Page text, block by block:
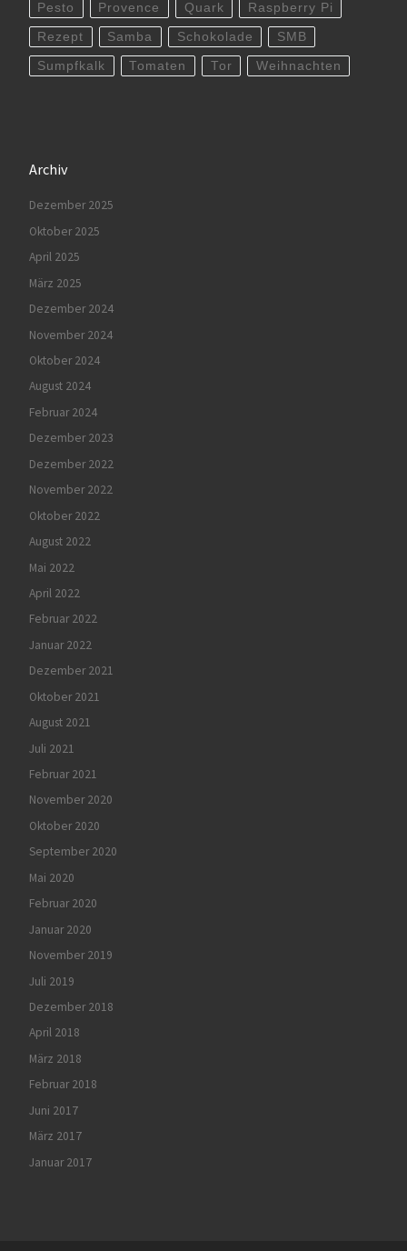
Pesto Provence Quark Raspberry Pi
Rezept Samba Schokolade SMB
Sumpfkalk Tomaten Tor Weihnachten
Archiv
Dezember 2025
Oktober 2025
April 2025
März 2025
Dezember 2024
November 2024
Oktober 2024
August 2024
Februar 2024
Dezember 2023
Dezember 2022
November 2022
Oktober 2022
August 2022
Mai 2022
April 2022
Februar 2022
Januar 2022
Dezember 2021
Oktober 2021
August 2021
Juli 2021
Februar 2021
November 2020
Oktober 2020
September 2020
Mai 2020
Februar 2020
Januar 2020
November 2019
Juli 2019
Dezember 2018
April 2018
März 2018
Februar 2018
Juni 2017
März 2017
Januar 2017